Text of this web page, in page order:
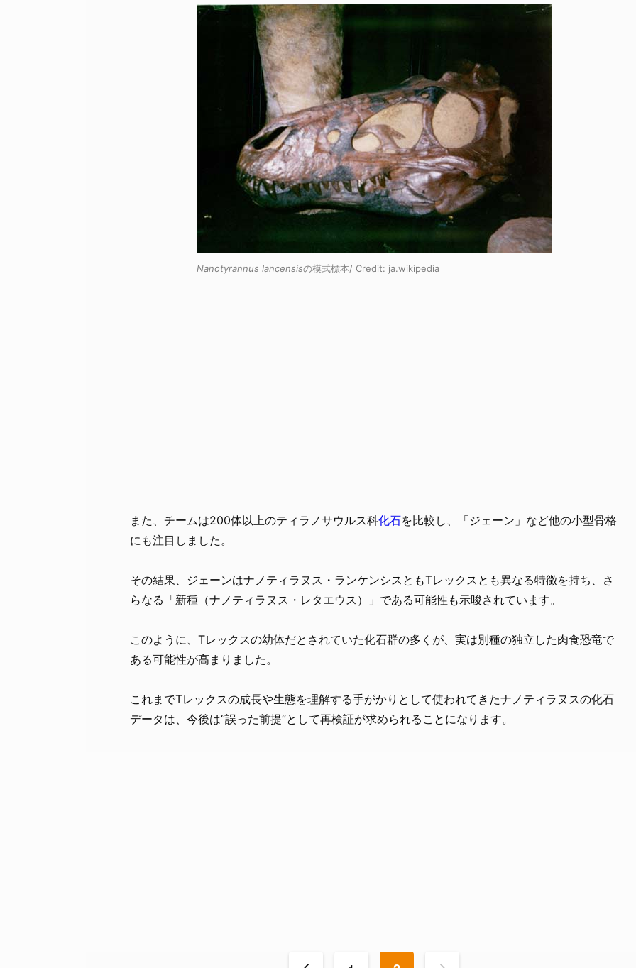
Nanotyrannus lancensisの模式標本/ Credit: ja.wikipedia
また、チームは200体以上のティラノサウルス科化石を比較し、「ジェーン」など他の小型骨格
にも注目しました。
その結果、ジェーンはナノティラヌス・ランケンシスともTレックスとも異なる特徴を持ち、さ
らなる「新種（ナノティラヌス・レタエウス）」である可能性も示唆されています。
このように、Tレックスの幼体だとされていた化石群の多くが、実は別種の独立した肉食恐竜で
ある可能性が高まりました。
これまでTレックスの成長や生態を理解する手がかりとして使われてきたナノティラヌスの化石
データは、今後は“誤った前提”として再検証が求められることになります。